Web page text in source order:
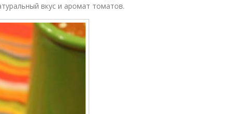
вкус и аромат томатов.